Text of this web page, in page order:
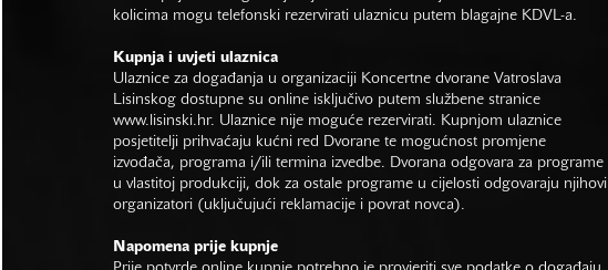
kolicima mogu telefonski rezervirati ulaznicu putem blagajne KDVL-a.
Kupnja i uvjeti ulaznica
Ulaznice za događanja u organizaciji Koncertne dvorane Vatroslava
Lisinskog dostupne su online isključivo putem službene stranice
www.lisinski.hr. Ulaznice nije moguće rezervirati. Kupnjom ulaznice
posjetitelji prihvaćaju kućni red Dvorane te mogućnost promjene
izvođača, programa i/ili termina izvedbe. Dvorana odgovara za programe
u vlastitoj produkciji, dok za ostale programe u cijelosti odgovaraju njihovi
organizatori (uključujući reklamacije i povrat novca).
Napomena prije kupnje